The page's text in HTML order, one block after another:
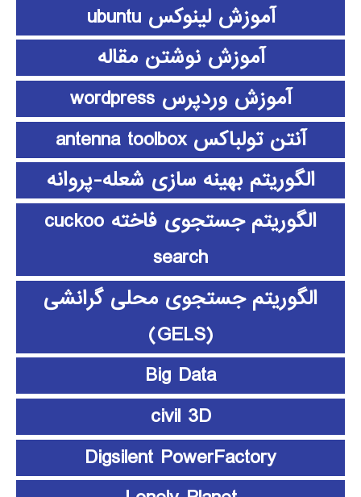
آموزش لینوکس ubuntu
آموزش نوشتن مقاله
آموزش وردپرس wordpress
آنتن تولباکس antenna toolbox
الگوریتم بهینه سازی شعله-پروانه
الگوریتم جستجوی فاخته cuckoo
search
الگوریتم جستجوی محلی گرانشی
(GELS)
Big Data
civil 3D
Digsilent PowerFactory